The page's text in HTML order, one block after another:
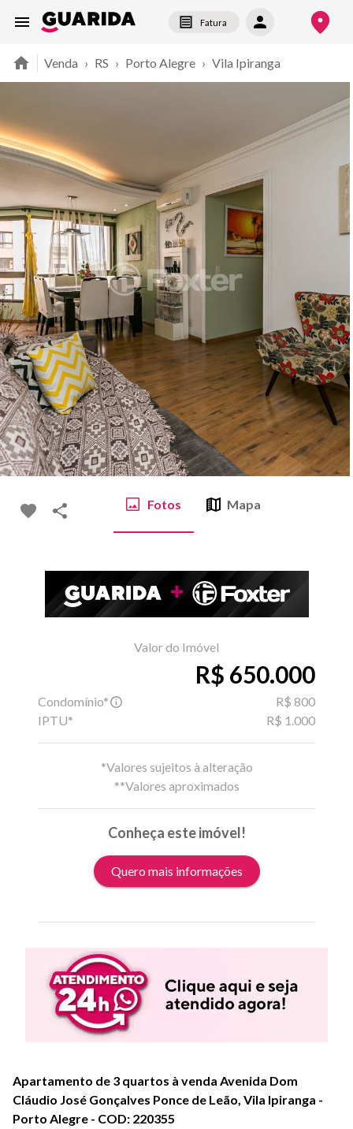
Fatura
Venda › RS › Porto Alegre › Vila Ipiranga
Fotos Mapa
Valor do Imóvel
R$ 650.000
Condomínio*
R$ 800
IPTU*
R$ 1.000
*Valores sujeitos à alteração
**Valores aproximados
Conheça este imóvel!
Quero mais informações
Apartamento de 3 quartos à venda Avenida Dom
Cláudio José Gonçalves Ponce de Leão, Vila Ipiranga -
Porto Alegre - COD: 220355